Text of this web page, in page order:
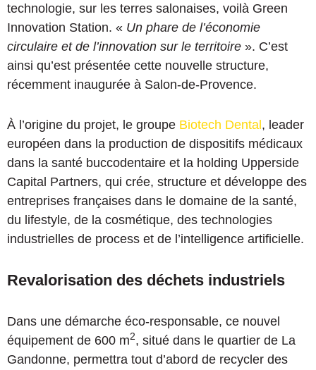
technologie, sur les terres salonaises, voilà Green
Innovation Station. « Un phare de l’économie
circulaire et de l’innovation sur le territoire ». C’est
ainsi qu’est présentée cette nouvelle structure,
récemment inaugurée à Salon-de-Provence.
À l’origine du projet, le groupe Biotech Dental, leader
européen dans la production de dispositifs médicaux
dans la santé buccodentaire et la holding Upperside
Capital Partners, qui crée, structure et développe des
entreprises françaises dans le domaine de la santé,
du lifestyle, de la cosmétique, des technologies
industrielles de process et de l’intelligence artificielle.
Revalorisation des déchets industriels
Dans une démarche éco-responsable, ce nouvel
équipement de 600 m2, situé dans le quartier de La
Gandonne, permettra tout d’abord de recycler des